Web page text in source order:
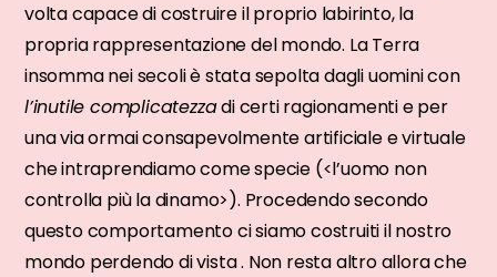
volta capace di costruire il proprio labirinto, la
propria rappresentazione del mondo. La Terra
insomma nei secoli è stata sepolta dagli uomini con
l’inutile complicatezzadi certi ragionamenti e per
una via ormai consapevolmente artificiale e virtuale
che intraprendiamo come specie (<l’uomo non
controlla più la dinamo>). Procedendo secondo
questo comportamento ci siamo costruiti il nostro
mondo perdendo di vista . Non resta altro allora che